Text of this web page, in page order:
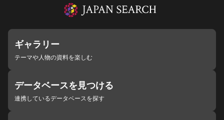
ギャラリー
テーマや人物の資料を楽しむ
データベースを見つける
連携しているデータベースを探す